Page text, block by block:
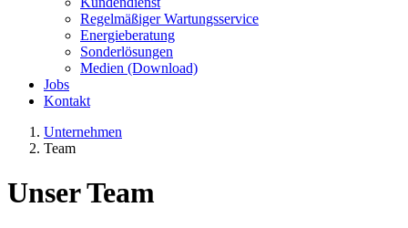
Regelmäßiger Wartungsservice
Energieberatung
Sonderlösungen
Medien (Download)
Jobs
Kontakt
Unternehmen
Team
Unser Team